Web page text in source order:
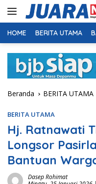
HOME BERITA UTAMA
Beranda BERITA UTAMA
BERITA UTAMA
Hj. Ratnawati
Longsor
Bantuan
Dasep Rohimat